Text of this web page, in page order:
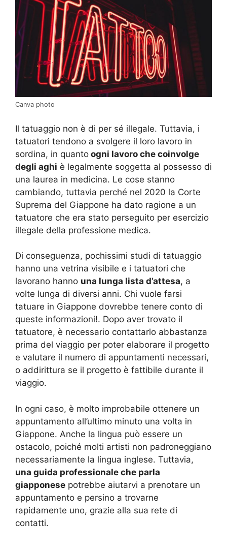
Canva photo
Il tatuaggio non è di per sé illegale. Tuttavia, i
tatuatori tendono a svolgere il loro lavoro in
sordina, in quanto ogni lavoro che coinvolge
degli aghi è legalmente soggetta al possesso di
una laurea in medicina. Le cose stanno
cambiando, tuttavia perché nel 2020 la Corte
Suprema del Giappone ha dato ragione a un
tatuatore che era stato perseguito per esercizio
illegale della professione medica.
Di conseguenza, pochissimi studi di tatuaggio
hanno una vetrina visibile e i tatuatori che
lavorano hanno una lunga lista d’attesa, a
volte lunga di diversi anni. Chi vuole farsi
tatuare in Giappone dovrebbe tenere conto di
queste informazioni!. Dopo aver trovato il
tatuatore, è necessario contattarlo abbastanza
prima del viaggio per poter elaborare il progetto
e valutare il numero di appuntamenti necessari,
o addirittura se il progetto è fattibile durante il
viaggio.
In ogni caso, è molto improbabile ottenere un
appuntamento all’ultimo minuto una volta in
Giappone. Anche la lingua può essere un
ostacolo, poiché molti artisti non padroneggiano
necessariamente la lingua inglese. Tuttavia,
una guida professionale che parla
giapponese potrebbe aiutarvi a prenotare un
appuntamento e persino a trovarne
rapidamente uno, grazie alla sua rete di
contatti.